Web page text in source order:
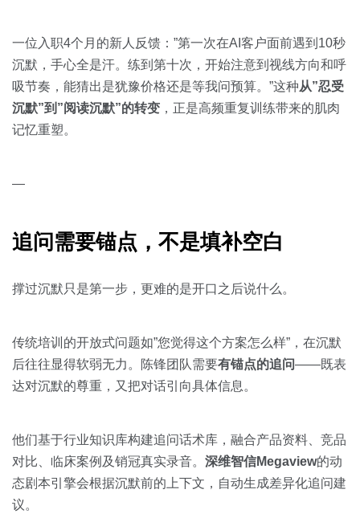
一位入职4个月的新人反馈：”第一次在AI客户面前遇到10秒
沉默，手心全是汗。练到第十次，开始注意到视线方向和呼
吸节奏，能猜出是犹豫价格还是等我问预算。”这种从”忍受
沉默”到”阅读沉默”的转变 ，正是高频重复训练带来的肌肉
记忆重塑。
—
追问需要锚点，不是填补空白
撑过沉默只是第一步，更难的是开口之后说什么。
传统培训的开放式问题如”您觉得这个方案怎么样”，在沉默
后往往显得软弱无力。陈锋团队需要有锚点的追问——既表
达对沉默的尊重，又把对话引向具体信息。
他们基于行业知识库构建追问话术库，融合产品资料、竞品
对比、临床案例及销冠真实录音。 深维智信Megaview的动
态剧本引擎会根据沉默前的上下文，自动生成差异化追问建
议。